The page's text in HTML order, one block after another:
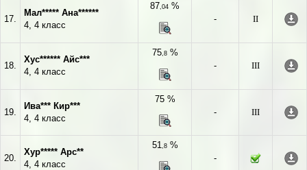
17.
Мал***** Ана******
4, 4 класс
87,04 %
-
II
18.
Хус****** Айс***
4, 4 класс
75,8%
-
III
19.
Ива*** Кир***
4, 4 класс
75 %
-
III
20.
Хур***** Арс**
4, 4 класс
51,8%
-